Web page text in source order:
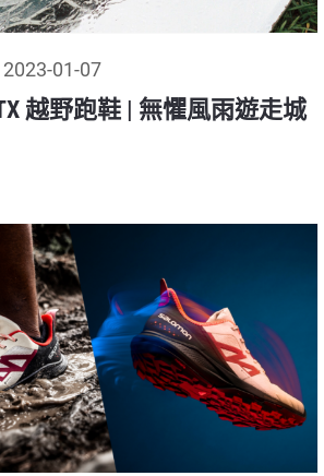
2023-01-07
越野跑鞋 | 無懼風雨遊走城